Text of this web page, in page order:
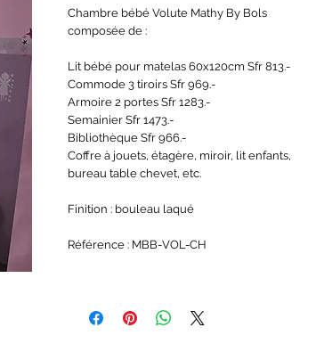
Chambre bébé Volute Mathy By Bols
composée de :
Lit bébé pour matelas 60x120cm Sfr 813.-
Commode 3 tiroirs Sfr 969.-
Armoire 2 portes Sfr 1283.-
Semainier Sfr 1473.-
Bibliothèque Sfr 966.-
Coffre à jouets, étagère, miroir, lit enfants,
bureau table chevet, etc.
Finition : bouleau laqué
Référence : MBB-VOL-CH